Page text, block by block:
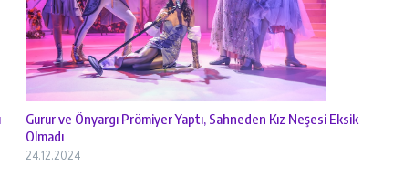
Gurur ve Önyargı Prömiyer Yaptı, Sahneden Kız Neşesi Eksik
Olmadı
24.12.2024